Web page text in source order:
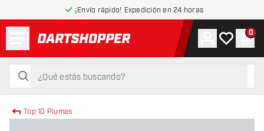
¡Envío rápido! Expedición en 24 horas
volver a la página de inicio
buscar
buscar
Cuenta
Mi lista de
0
Top 10 Plumas